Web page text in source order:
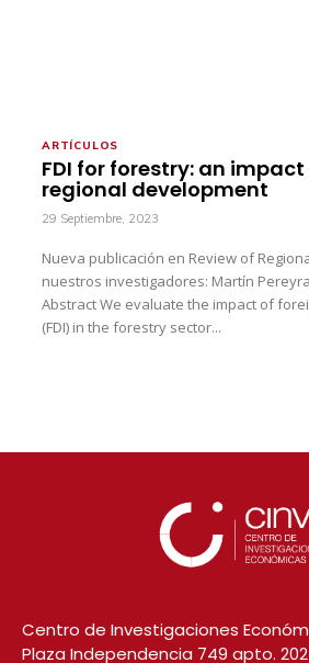
ARTÍCULOS
FDI for forestry: an
regional development
29 Septiembre, 2023
Nueva publicación en Review of
nuestros investigadores: Martín
Abstract We evaluate the impact of
(FDI) in the forestry sector...
Centro de Investigaciones
Plaza Independencia 749 apto. 202